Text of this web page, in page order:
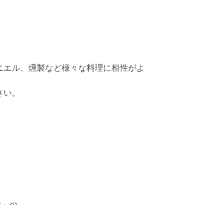
ル、燻製など様々な料理に相性がよ
。